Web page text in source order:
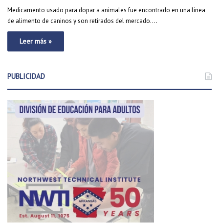
Medicamento usado para dopar a animales fue encontrado en una linea
de alimento de caninos y son retirados del mercado.…
Leer más »
PUBLICIDAD